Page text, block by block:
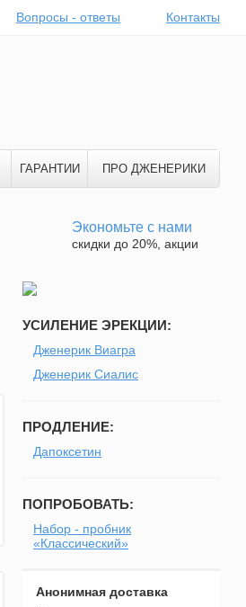
Вопросы - ответы Контакты
ГАРАНТИИ ПРО ДЖЕНЕРИКИ
Экономьте с нами
скидки до 20%, акции
УСИЛЕНИЕ ЭРЕКЦИИ:
Дженерик Виагра
Дженерик Сиалис
ПРОДЛЕНИЕ:
Дапоксетин
ПОПРОБОВАТЬ:
Набор - пробник
«Классический»
Анонимная доставка